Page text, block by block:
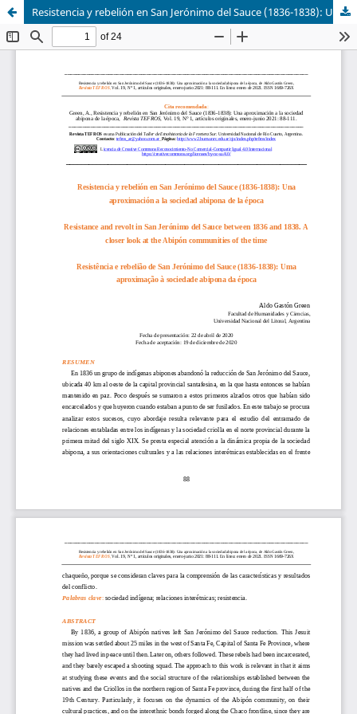
Resistencia y rebelión en San Jerónimo del Sauce (1836-1838): Una aproximación a la sociedad abipona de la época